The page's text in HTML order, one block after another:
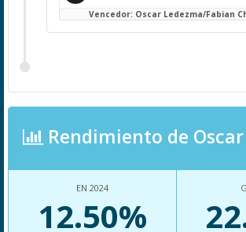
Vencedor: Oscar Ledezma/Fabian
Rendimiento de Oscar
EN 2024
12.50%